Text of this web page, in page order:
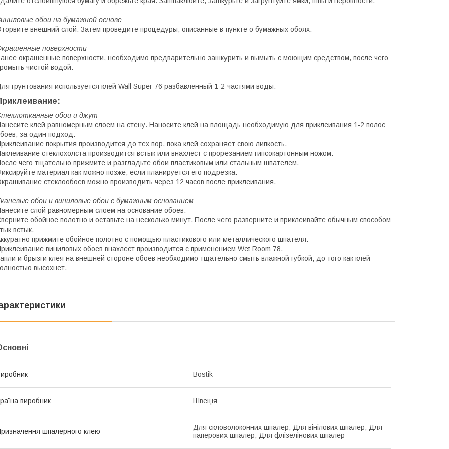
обои на бумажной основе
внешний слой. Затем проведите процедуры, описанные в пункте о бумажных обоях.
поверхности
окрашенные поверхности, необходимо предварительно зашкурить и вымыть с моющим средством, после чего
чистой водой.
грунтования используется клей Wall Super 76 разбавленный 1-2 частями воды.
обои и джут
клей равномерным слоем на стену. Наносите клей на площадь необходимую для приклеивания 1-2 полос
за один подход.
покрытия производится до тех пор, пока клей сохраняет свою липкость.
стеклохолста производится встык или внахлест с прорезанием гипсокартонным ножом.
чего тщательно прижмите и разгладьте обои пластиковым или стальным шпателем.
материал как можно позже, если планируется его подрезка.
стеклообоев можно производить через 12 часов после приклеивания.
обои и виниловые обои с бумажным основанием
слой равномерным слоем на основание обоев.
обойное полотно и оставьте на несколько минут. После чего разверните и приклеивайте обычным способом
встык.
прижмите обойное полотно с помощью пластикового или металлического шпателя.
виниловых обоев внахлест производится с применением Wet Room 78.
и брызги клея на внешней стороне обоев необходимо тщательно смыть влажной губкой, до того как клей
высохнет.
Bostik
виробник Швеція
шпалерного клею
Для скловолоконних шпалер, Для вінілових шпалер, Для
паперових шпалер, Для флізелінових шпалер